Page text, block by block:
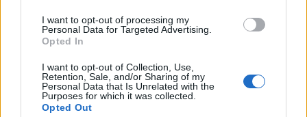
I want to opt-out of processing my
Personal Data for Targeted Advertising.
Opted In
I want to opt-out of Collection, Use,
Retention, Sale, and/or Sharing of my
Personal Data that Is Unrelated with the
Purposes for which it was collected.
Opted Out